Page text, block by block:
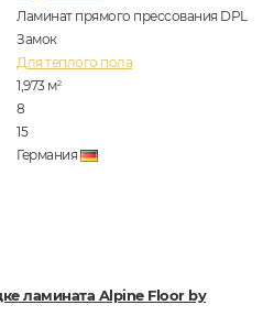
Ламинат прямого прессования DPL
Замок
Для теплого пола
1,973 м2
8
15
Германия
ламината Alpine Floor by